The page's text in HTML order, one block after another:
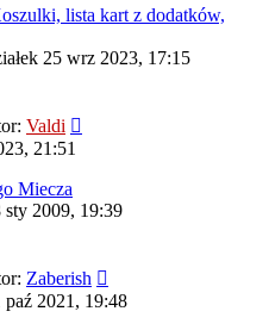
lista kart z dodatków,
25 wrz 2023, 17:15
Valdi
21:51
Miecza
sty 2009, 19:39
Zaberish
paź 2021, 19:48